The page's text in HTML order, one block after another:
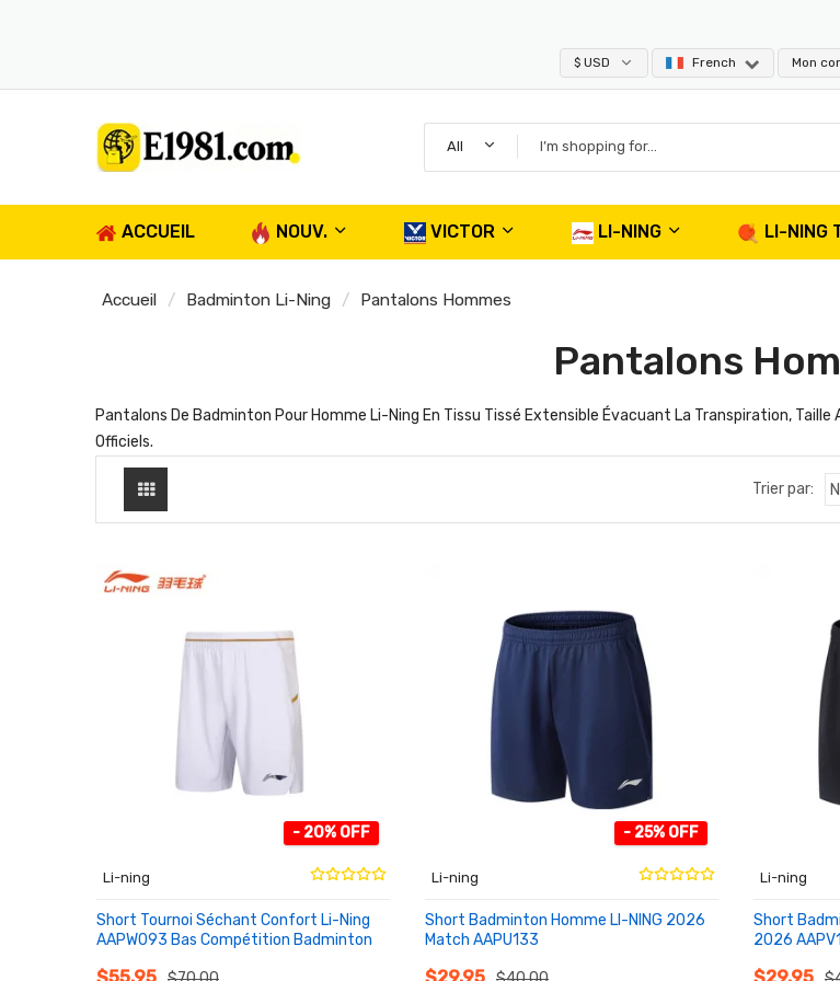
$ USD French Mon
All
ACCUEIL NOUV. VICTOR LI-NING LI-NING
Accueil Badminton Li-Ning Pantalons Hommes
Pantalons
Pantalons De Badminton Pour Homme Li-Ning En Tissu Tissé Extensible Évacuant La Transpiration,
Officiels.
Trier par:
- 20% OFF
Li-ning
Short Tournoi Séchant Confort Li-Ning
AAPW093 Bas Compétition Badminton
- 25% OFF
Li-ning
Short Badminton Homme LI-NING 2026
Match AAPU133
Li-ning
Short
2026